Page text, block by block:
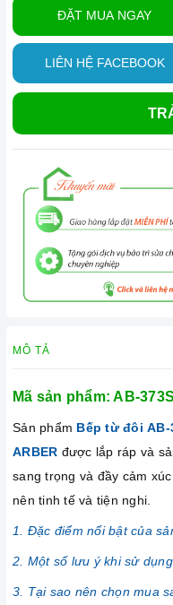
ĐẶT MUA NGAY
LIÊN HỆ FACEBOOK
MÔ TẢ
Mã sản phẩm:AB-373S
Sản phẩm Bếp từ đôi AB-
ARBER được lắp ráp và
sang trọng và đầy cảm
nên tinh tế và tiện nghi.
1. Đặc điểm nổi bật của
2. Một số lưu ý khi sử
3. Tại sao nên chọn mua